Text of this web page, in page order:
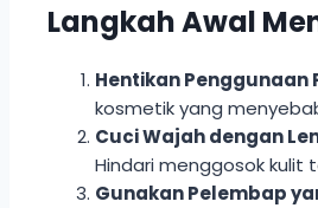
Langkah Awal
Hentikan Penggunaan
kosmetik yang
Cuci Wajah dengan
Hindari menggosok kulit
Gunakan Pelembap